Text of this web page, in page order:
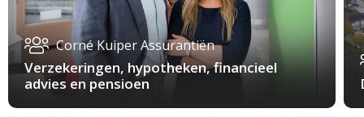
Corné Kuiper Assurantiën
Verzekeringen, hypotheken, financieel
advies en pensioen